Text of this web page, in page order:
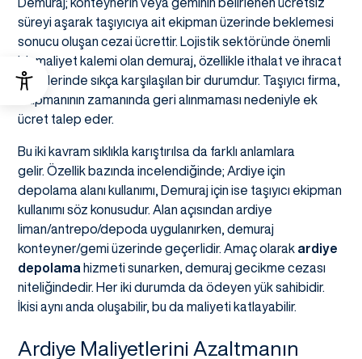
süreyi aşarak taşıyıcıya ait ekipman üzerinde beklemesi
sonucu oluşan cezai ücrettir. Lojistik sektöründe önemli
bir maliyet kalemi olan demuraj, özellikle ithalat ve ihracat
işlemlerinde sıkça karşılaşılan bir durumdur. Taşıyıcı firma,
ekipmanının zamanında geri alınmaması nedeniyle ek
ücret talep eder.
Bu iki kavram sıklıkla karıştırılsa da farklı anlamlara
gelir. Özellik bazında incelendiğinde; Ardiye için
depolama alanı kullanımı, Demuraj için ise taşıyıcı ekipman
kullanımı söz konusudur. Alan açısından ardiye
liman/antrepo/depoda uygulanırken, demuraj
konteyner/gemi üzerinde geçerlidir. Amaç olarak ardiye
depolama hizmeti sunarken, demuraj gecikme cezası
niteliğindedir. Her iki durumda da ödeyen yük sahibidir.
İkisi aynı anda oluşabilir, bu da maliyeti katlayabilir.
Ardiye Maliyetlerini Azaltmanın